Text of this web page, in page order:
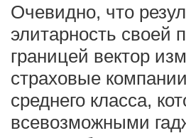
Очевидно, что
элитарность своей
границей вектор
страховые
среднего класса,
всевозможными